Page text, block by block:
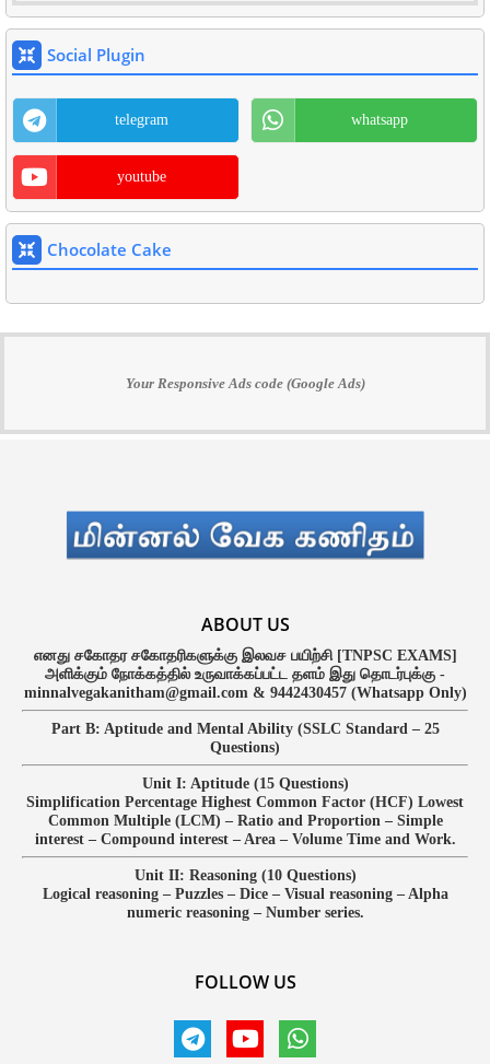
Social Plugin
telegram whatsapp
youtube
Chocolate Cake
Your Responsive Ads code (Google Ads)
ABOUT US
எனது சகோதர சகோதரிகளுக்கு இலவச பயிற்சி [TNPSC EXAMS]
அளிக்கும் நோக்கத்தில் உருவாக்கப்பட்ட தளம் இது தொடர்புக்கு -
minnalvegakanitham@gmail.com & 9442430457 (Whatsapp Only)
Part B: Aptitude and Mental Ability (SSLC Standard – 25
Questions)
Unit I: Aptitude (15 Questions)
Simplification Percentage Highest Common Factor (HCF) Lowest
Common Multiple (LCM) – Ratio and Proportion – Simple
interest – Compound interest – Area – Volume Time and Work.
Unit II: Reasoning (10 Questions)
Logical reasoning – Puzzles – Dice – Visual reasoning – Alpha
numeric reasoning – Number series.
FOLLOW US